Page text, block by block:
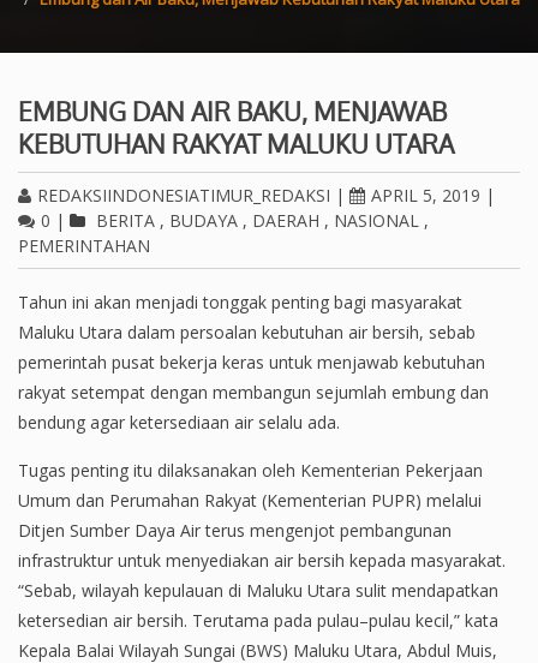
EMBUNG DAN AIR BAKU, MENJAWAB
KEBUTUHAN RAKYAT MALUKU UTARA
REDAKSIINDONESIATIMUR_REDAKSI | APRIL 5, 2019 |
0 | BERITA , BUDAYA , DAERAH , NASIONAL ,
PEMERINTAHAN
Tahun ini akan menjadi tonggak penting bagi masyarakat
Maluku Utara dalam persoalan kebutuhan air bersih, sebab
pemerintah pusat bekerja keras untuk menjawab kebutuhan
rakyat setempat dengan membangun sejumlah embung dan
bendung agar ketersediaan air selalu ada.
Tugas penting itu dilaksanakan oleh Kementerian Pekerjaan
Umum dan Perumahan Rakyat (Kementerian PUPR) melalui
Ditjen Sumber Daya Air terus mengenjot pembangunan
infrastruktur untuk menyediakan air bersih kepada masyarakat.
“Sebab, wilayah kepulauan di Maluku Utara sulit mendapatkan
ketersedian air bersih. Terutama pada pulau–pulau kecil,” kata
Kepala Balai Wilayah Sungai (BWS) Maluku Utara, Abdul Muis,